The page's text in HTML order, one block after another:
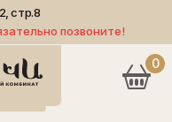
стр.8
позвоните!
0